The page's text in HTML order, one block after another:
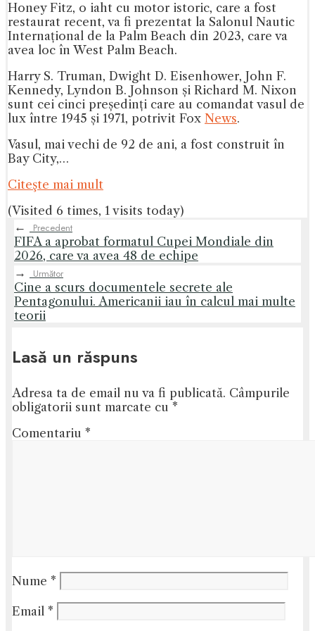
Honey Fitz, o iaht cu motor istoric, care a fost
restaurat recent, va fi prezentat la Salonul Nautic
Internațional de la Palm Beach din 2023, care va
avea loc în West Palm Beach.
Harry S. Truman, Dwight D. Eisenhower, John F.
Kennedy, Lyndon B. Johnson și Richard M. Nixon
sunt cei cinci președinți care au comandat vasul de
lux între 1945 și 1971, potrivit Fox News.
Vasul, mai vechi de 92 de ani, a fost construit în
Bay City,…
Citeşte mai mult
(Visited 6 times, 1 visits today)
←
Precedent
FIFA a aprobat formatul Cupei Mondiale din
2026, care va avea 48 de echipe
→
Următor
Cine a scurs documentele secrete ale
Pentagonului. Americanii iau în calcul mai multe
teorii
Lasă un răspuns
Adresa ta de email nu va fi publicată. Câmpurile
obligatorii sunt marcate cu *
Comentariu *
Nume *
Email *